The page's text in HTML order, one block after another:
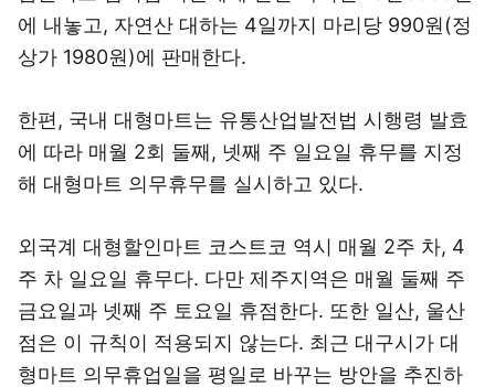
에 내놓고, 자연산 대하는 4일까지 마리당 990원(정
상가 1980원)에 판매한다.
한편, 국내 대형마트는 유통산업발전법 시행령 발효
에 따라 매월 2회 둘째, 넷째 주 일요일 휴무를 지정
해 대형마트 의무휴무를 실시하고 있다.
외국계 대형할인마트 코스트코 역시 매월 2주 차, 4
주 차 일요일 휴무다. 다만 제주지역은 매월 둘째 주
금요일과 넷째 주 토요일 휴점한다. 또한 일산, 울산
점은 이 규칙이 적용되지 않는다. 최근 대구시가 대
형마트 의무휴업일을 평일로 바꾸는 방안을 추진하